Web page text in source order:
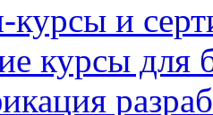
курсы и
курсы для